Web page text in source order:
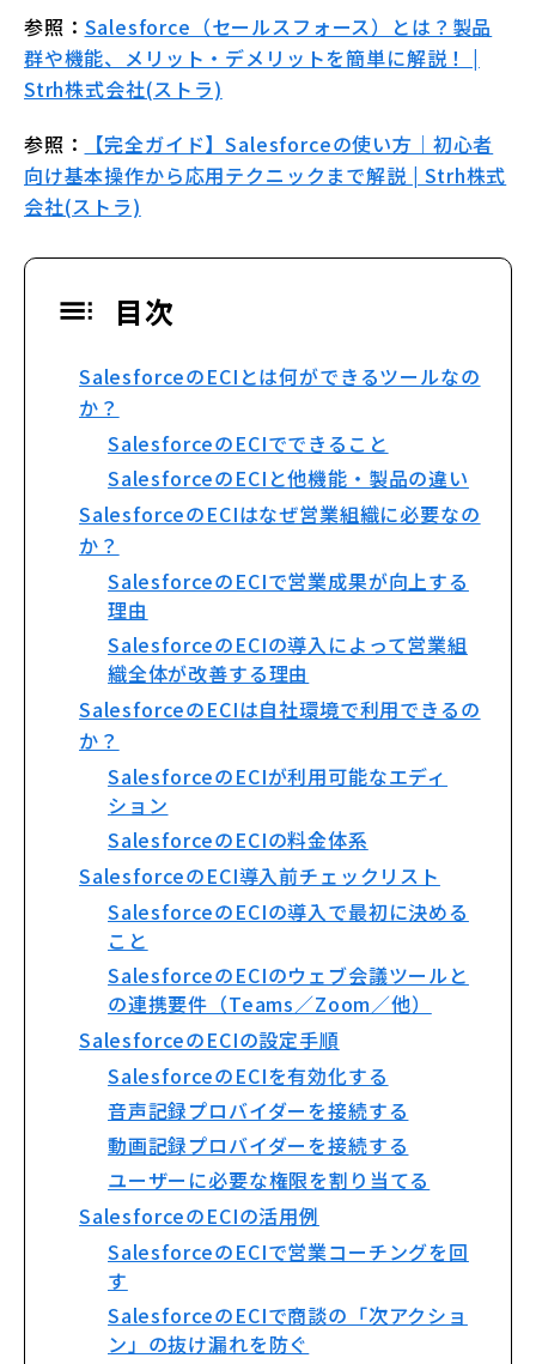
参照： Salesforce（セールスフォース）とは？製品
群や機能、メリット・デメリットを簡単に解説！ |
Strh株式会社(ストラ)
参照：
【完全ガイド】Salesforceの使い方｜初心者
向け基本操作から応用テクニックまで解説 | Strh株式
会社(ストラ)
目次
SalesforceのECIとは何ができるツールなの
か？
SalesforceのECIでできること
SalesforceのECIと他機能・製品の違い
SalesforceのECIはなぜ営業組織に必要なの
か？
SalesforceのECIで営業成果が向上する
理由
SalesforceのECIの導入によって営業組
織全体が改善する理由
SalesforceのECIは自社環境で利用できるの
か？
SalesforceのECIが利用可能なエディ
ション
SalesforceのECIの料金体系
SalesforceのECI導入前チェックリスト
SalesforceのECIの導入で最初に決める
こと
SalesforceのECIのウェブ会議ツールと
の連携要件（Teams／Zoom／他）
SalesforceのECIの設定手順
SalesforceのECIを有効化する
音声記録プロバイダーを接続する
動画記録プロバイダーを接続する
ユーザーに必要な権限を割り当てる
SalesforceのECIの活用例
SalesforceのECIで営業コーチングを回
す
SalesforceのECIで商談の「次アクショ
ン」の抜け漏れを防ぐ